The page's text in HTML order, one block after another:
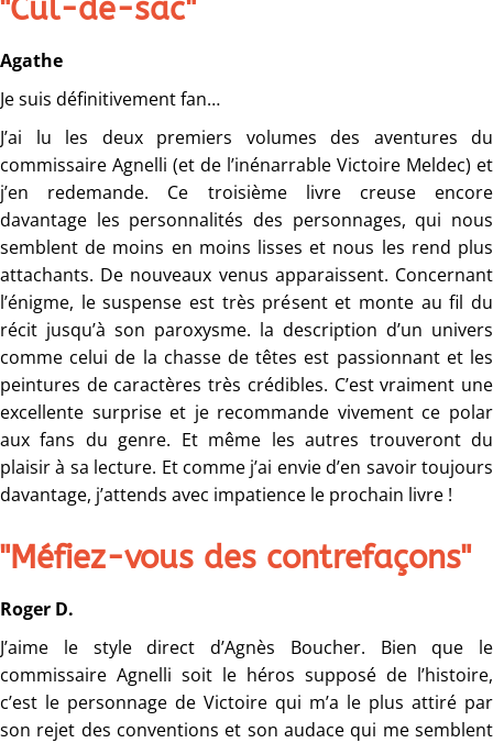
"Cul-de-sac"
Agathe
Je suis définitivement fan…
J’ai lu les deux premiers volumes des aventures du
commissaire Agnelli (et de l’inénarrable Victoire Meldec) et
j’en redemande. Ce troisième livre creuse encore
davantage les personnalités des personnages, qui nous
semblent de moins en moins lisses et nous les rend plus
attachants. De nouveaux venus apparaissent. Concernant
l’énigme, le suspense est très présent et monte au fil du
récit jusqu’à son paroxysme. la description d’un univers
comme celui de la chasse de têtes est passionnant et les
peintures de caractères très crédibles. C’est vraiment une
excellente surprise et je recommande vivement ce polar
aux fans du genre. Et même les autres trouveront du
plaisir à sa lecture. Et comme j’ai envie d’en savoir toujours
davantage, j’attends avec impatience le prochain livre !
"Méfiez-vous des contrefaçons"
Roger D.
J’aime le style direct d’Agnès Boucher. Bien que le
commissaire Agnelli soit le héros supposé de l’histoire,
c’est le personnage de Victoire qui m’a le plus attiré par
son rejet des conventions et son audace qui me semblent